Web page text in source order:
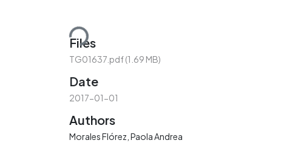
Loading...
Files
TG01637.pdf(1.69 MB)
Date
2017-01-01
Authors
Morales Flórez, Paola Andrea